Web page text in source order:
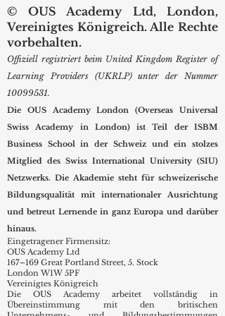
© OUS Academy Ltd, London,
Vereinigtes Königreich. Alle Rechte
vorbehalten.
Offiziell registriert beim United Kingdom Register of
Learning Providers (UKRLP) unter der Nummer
10099531.
Die OUS Academy London (Overseas Universal
Swiss Academy in London) ist Teil der ISBM
Business School in der Schweiz und ein stolzes
Mitglied des Swiss International University (SIU)
Netzwerks. Die Akademie steht für schweizerische
Bildungsqualität mit internationaler Ausrichtung
und betreut Lernende in ganz Europa und darüber
hinaus.
Eingetragener Firmensitz:
OUS Academy Ltd
167–169 Great Portland Street, 5. Stock
London W1W 5PF
Vereinigtes Königreich
Die OUS Academy arbeitet vollständig in
Übereinstimmung mit den britischen